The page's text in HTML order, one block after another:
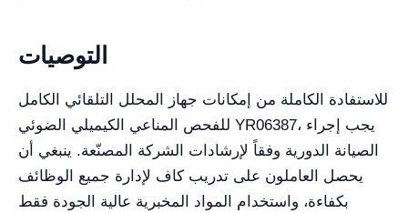
التوصيات
للاستفادة الكاملة من إمكانات جهاز المحلل التلقائي الكامل
للفحص المناعي الكيميلي الضوئي YR06387، يجب إجراء
الصيانة الدورية وفقاً لإرشادات الشركة المصنّعة. ينبغي أن
يحصل العاملون على تدريب كاف لإدارة جميع الوظائف
بكفاءة، واستخدام المواد المخبرية عالية الجودة فقط